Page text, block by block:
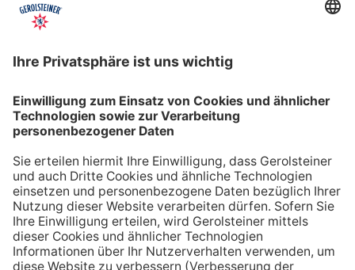
Ob bei der Arbeit oder während der Freizeit: Wasser
nicht vergisst. Denke daran, auch unterwegs immer
etwas Wasser dabei zu haben. Kleine PET-Flaschen mit
hinnehmen.
Tipp #2: Trinke direkt nach dem Aufstehen
Über Nacht verliert dein Körper Flüssigkeit. Um gut in
den Tag zu starten, solltest du deshalb direkt nach dem
Aufstehen ein großes Glas Wasser trinken. Stelle dir
zum Beispiel eine Flasche Mineralwasser direkt ans
Bett, damit du dieses kleine Morgenritual sofort